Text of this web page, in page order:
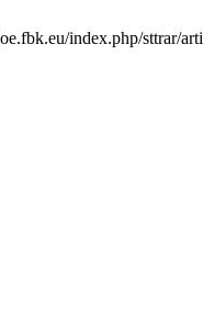
index.php/sttrar/